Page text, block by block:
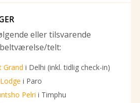
eller tilsvarende
telt:
Grand i Delhi (inkl. tidlig check-in)
i Paro
Pelri i Timphu